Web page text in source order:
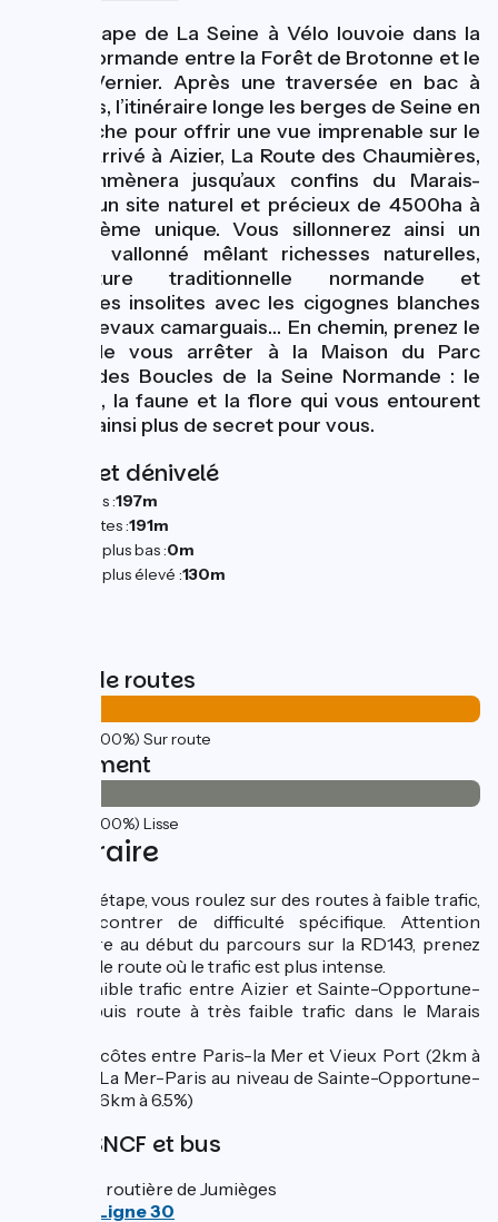
Cette étape de La Seine à Vélo louvoie dans la
nature normande entre la Forêt de Brotonne et le
Marais Vernier. Après une traversée en bac à
Jumièges, l’itinéraire longe les berges de Seine en
rive gauche pour offrir une vue imprenable sur le
fleuve. Arrivé à Aizier, La Route des Chaumières,
vous emmènera jusqu’aux confins du Marais-
Vernier, un site naturel et précieux de 4500ha à
l’écosystème unique. Vous sillonnerez ainsi un
paysage vallonné mêlant richesses naturelles,
architecture traditionnelle normande et
rencontres insolites avec les cigognes blanches
et les chevaux camarguais… En chemin, prenez le
temps de vous arrêter à la Maison du Parc
Naturel des Boucles de la Seine Normande : le
territoire, la faune et la flore qui vous entourent
n’auront ainsi plus de secret pour vous.
Pentes et dénivelé
Montées :197m
Descentes :191m
Point le plus bas :0m
Point le plus élevé :130m
Types de routes
(100%) Sur route
Revêtement
(100%) Lisse
L'itinéraire
Sur cette étape, vous roulez sur des routes à faible trafic,
sans rencontrer de difficulté spécifique. Attention
particulière au début du parcours sur la RD143, prenez
garde, seule route où le trafic est plus intense.
Route à faible trafic entre Aizier et Sainte-Opportune-
la-Mare, puis route à très faible trafic dans le Marais
Quelques côtes entre Paris-la Mer et Vieux Port (2km à
5.5%) et à La Mer-Paris au niveau de Sainte-Opportune-
la-Mare (1,6km à 6.5%)
Gares SNCF et bus
Gare routière de Jumièges
Ligne 30